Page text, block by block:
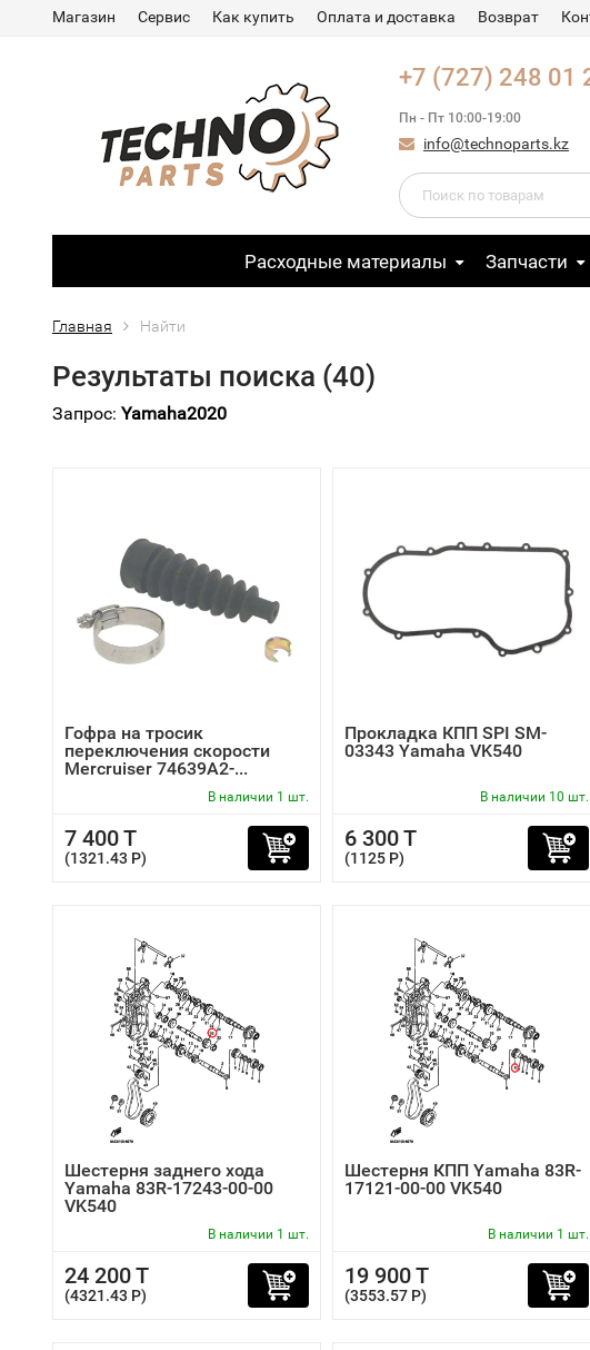
Магазин Сервис Как купить Оплата и доставка Возврат
+7 (727) 248 01
Пн - Пт 10:00-19:00
info@technoparts.kz
Расходные материалы Запчасти
Главная Найти
Результаты поиска (40)
Запрос: Yamaha2020
Гофра на тросик
переключения скорости
Mercruiser 74639A2-...
В наличии 1 шт.
7 400 T
(1321.43 P)
Прокладка КПП SPI SM-
03343 Yamaha VK540
В наличии 10 шт.
6 300 T
(1125 P)
Шестерня заднего хода
Yamaha 83R-17243-00-00
VK540
В наличии 1 шт.
24 200 T
(4321.43 P)
Шестерня КПП Yamaha 83R-
17121-00-00 VK540
В наличии 1 шт.
19 900 T
(3553.57 P)